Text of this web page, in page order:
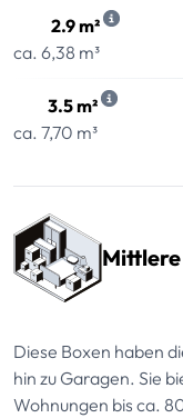
2.9 m²
ca. 6,38 m³
3.5 m²
ca. 7,70 m³
Diese Boxen haben
hin zu Garagen. Sie
Wohnungen bis ca.